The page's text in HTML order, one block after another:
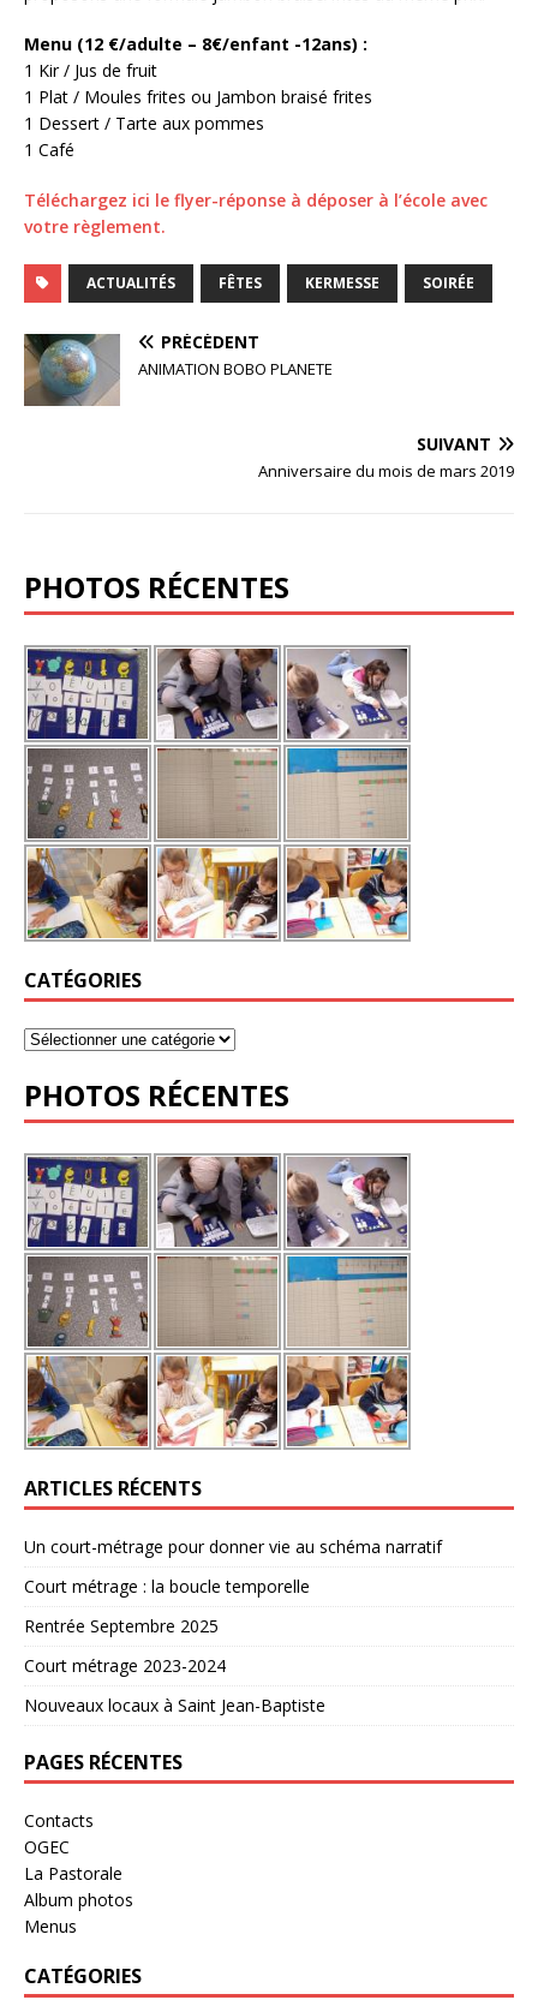
Menu (12 €/adulte – 8€/enfant -12ans) :
1 Kir / Jus de fruit
1 Plat / Moules frites ou Jambon braisé frites
1 Dessert / Tarte aux pommes
1 Café
Téléchargez ici le flyer-réponse à déposer à l’école avec
votre règlement.
ACTUALITÉS FÊTES KERMESSE SOIRÉE
PRÉCÉDENT
ANIMATION BOBO PLANETE
SUIVANT
Anniversaire du mois de mars 2019
PHOTOS RÉCENTES
CATÉGORIES
PHOTOS RÉCENTES
ARTICLES RÉCENTS
Un court-métrage pour donner vie au schéma narratif
Court métrage : la boucle temporelle
Rentrée Septembre 2025
Court métrage 2023-2024
Nouveaux locaux à Saint Jean-Baptiste
PAGES RÉCENTES
Contacts
OGEC
La Pastorale
Album photos
Menus
CATÉGORIES